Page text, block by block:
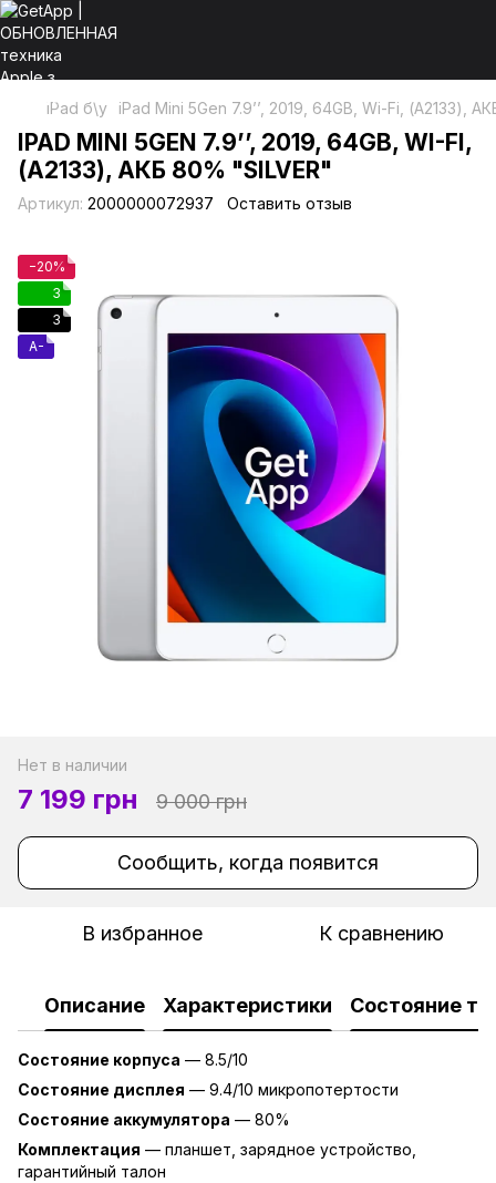
iPad б\у iPad Mini 5Gen 7.9’’, 2019, 64GB, Wi-Fi, (А2133),
IPAD MINI 5GEN 7.9’’, 2019, 64GB, WI-FI,
(А2133), АКБ 80% "SILVER"
Артикул: 2000000072937 Оставить отзыв
−20%
3
3
A-
Нет в наличии
7 199 грн 9 000 грн
Сообщить, когда появится
В избранное К сравнению
Описание Характеристики Состояние
Состояние корпуса — 8.5/10
Состояние дисплея — 9.4/10 микропотертости
Состояние аккумулятора — 80%
Комплектация — планшет, зарядное устройство,
гарантийный талон